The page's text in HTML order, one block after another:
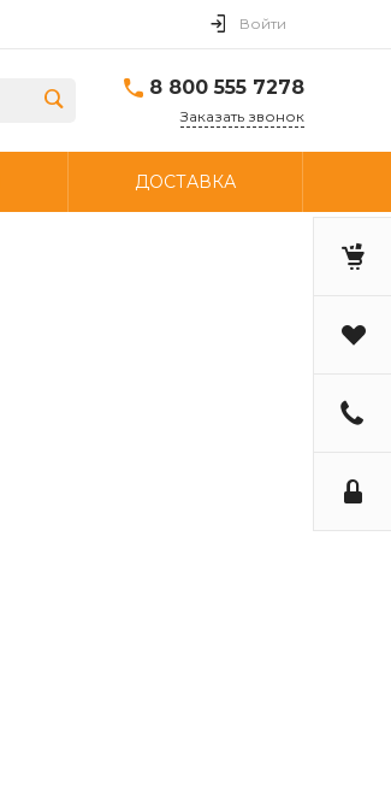
Войти
8 800 555 7278
Заказать звонок
ДОСТАВКА